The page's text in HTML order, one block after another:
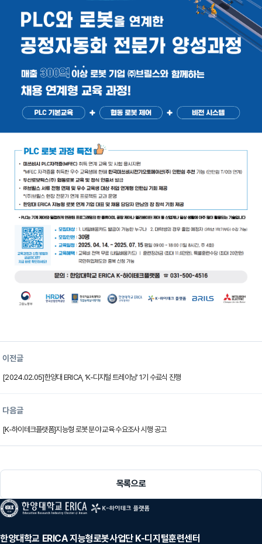
이전글
[2024.02.05]한양대 ERICA, ‘K-디지털 트레이닝’ 1기 수료식 진행
다음글
[K-하이테크플랫폼]지능형 로봇 분야 교육 수요조사 시행 공고
목록으로
한양대학교 ERICA 지능형로봇사업단 K-디지털훈련센터